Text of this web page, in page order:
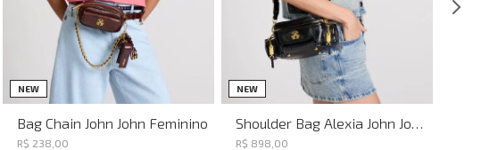
NEW UN
Bag Chain John John Feminino
R$ 238 00
NEW UN
Shoulder Bag Alexia John John Feminina
R$ 898 00